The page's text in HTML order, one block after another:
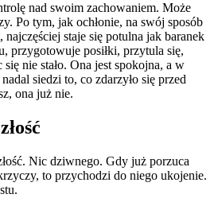
nad swoim zachowaniem. Może
Po tym, jak ochłonie, na swój sposób
staje się potulna jak baranek
przygotowuje posiłki, przytula się,
nie stało. Ona jest spokojna, a w
siedzi to, co zdarzyło się przed
ona już nie.
Nic dziwnego. Gdy już porzuca
to przychodzi do niego ukojenie.